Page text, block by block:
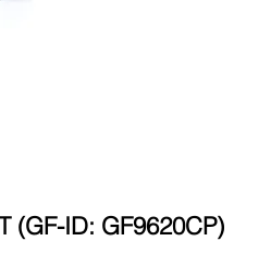
(GF-ID: GF9620CP)